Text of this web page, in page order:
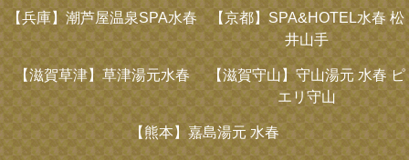
【兵庫】潮芦屋温泉SPA水春 【京都】SPA&HOTEL水春 松
井山手
【滋賀草津】草津湯元水春 【滋賀守山】守山湯元 水春 ピ
エリ守山
【熊本】嘉島湯元 水春